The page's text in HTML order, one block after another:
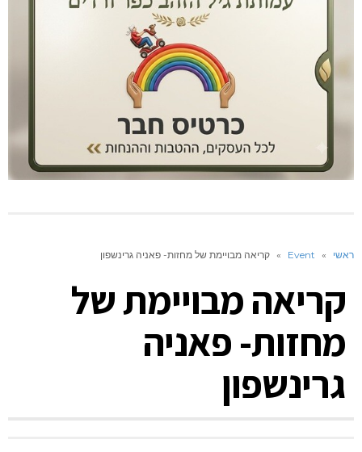
ראשי »
Event
» קריאה מבויימת של מחזות- פאניה גרינשפון
קריאה מבויימת של
מחזות- פאניה
גרינשפון